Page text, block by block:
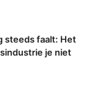
steeds faalt: Het
je niet